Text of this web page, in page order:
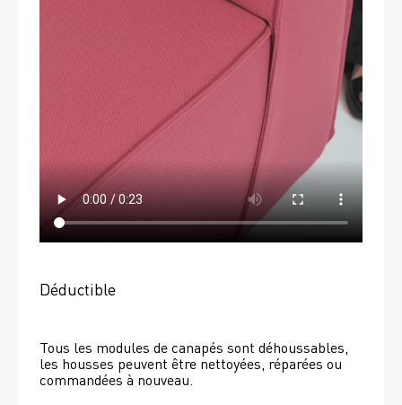
Déductible
Tous les modules de canapés sont déhoussables,
les housses peuvent être nettoyées, réparées ou
commandées à nouveau.